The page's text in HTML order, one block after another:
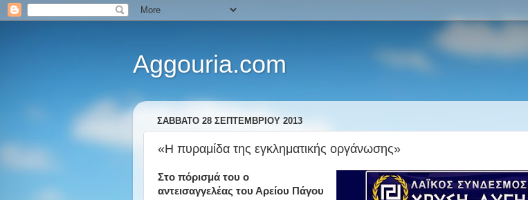
Aggouria.com
ΣΆΒΒΑΤΟ 28 ΣΕΠΤΕΜΒΡΊΟΥ 2013
«Η πυραμίδα της εγκληματικής οργάνωσης»
Στο πόρισμά του ο
αντεισαγγελέας του Αρείου Πάγου